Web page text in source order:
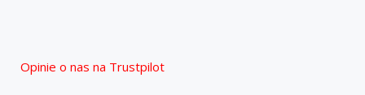
Opinie o nas na Trustpilot